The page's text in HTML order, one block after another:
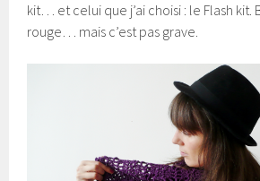
kit… et celui que j’ai choisi : le Flash kit.
rouge… mais c’est pas grave.